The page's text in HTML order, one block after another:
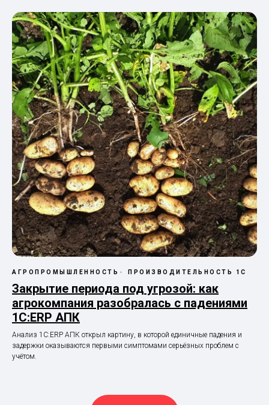
АГРОПРОМЫШЛЕННОСТЬ ПРОИЗВОДИТЕЛЬНОСТЬ 1С
Закрытие периода под угрозой: как
агрокомпания разобралась с падениями
1С:ERP АПК
Анализ 1С:ERP АПК открыл картину, в которой единичные падения и
задержки оказываются первыми симптомами серьёзных проблем с
учётом.